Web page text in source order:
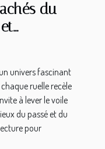
du
univers fascinant
ruelle recèle
à lever le voile
du passé et du
pour